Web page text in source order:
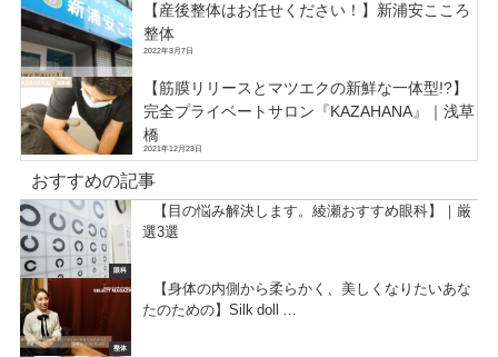
【産後整体はお任せください！】新浦安こころ
整体
2022年3月7日
【筋膜リリースとマツエクの新鮮な一体型!?】
完全プライベートサロン『KAZAHANA』｜浅草
橋
2021年12月23日
おすすめの記事
眼科
【目の悩み解決します。綾瀬おすすめ眼科】｜厳
選3選
整体
【身体の内側から柔らかく、美しくなりたいあな
たのための】Silk doll …